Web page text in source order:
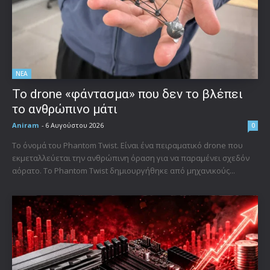
ΝΕΑ
Το drone «φάντασμα» που δεν το βλέπει
το ανθρώπινο μάτι
Aniram - 6 Αυγούστου 2026 0
Το όνομά του Phantom Twist. Είναι ένα πειραματικό drone που
εκμεταλλεύεται την ανθρώπινη όραση για να παραμένει σχεδόν
αόρατο. Το Phantom Twist δημιουργήθηκε από μηχανικούς...